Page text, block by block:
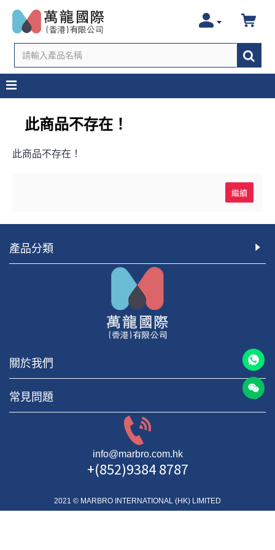
此商品不存在！
此商品不存在！
繼續
產品分類
關於我們
常見問題
info@marbro.com.hk
+(852)9384 8787
2021 © MARBRO INTERNATIONAL (HK) LIMITED